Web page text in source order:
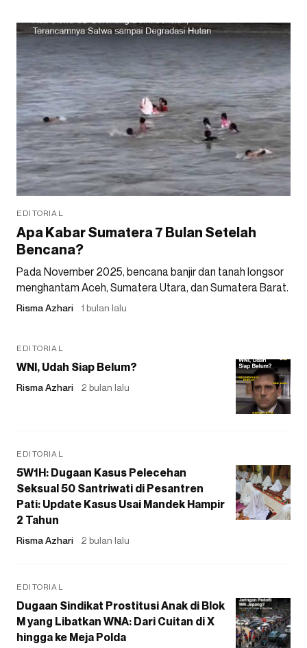
EDITORIAL
Apa Kabar Sumatera 7 Bulan Setelah
Bencana?
Pada November 2025, bencana banjir dan tanah longsor
menghantam Aceh, Sumatera Utara, dan Sumatera Barat.
Risma Azhari 1 bulan lalu
EDITORIAL
WNI, Udah Siap Belum?
Risma Azhari 2 bulan lalu
EDITORIAL
5W1H: Dugaan Kasus Pelecehan
Seksual 50 Santriwati di Pesantren
Pati: Update Kasus Usai Mandek Hampir
2 Tahun
Risma Azhari 2 bulan lalu
EDITORIAL
Dugaan Sindikat Prostitusi Anak di Blok
M yang Libatkan WNA: Dari Cuitan di X
hingga ke Meja Polda